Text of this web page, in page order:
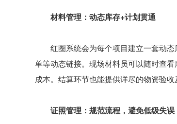
材料管理：动态库存+计划贯通
红圈系统会为每个项目建立一套动态
单等动态链接。现场材料员可以随时查
成本。结算环节也能提供详尽的物资验收
证照管理：规范流程，避免低级失误